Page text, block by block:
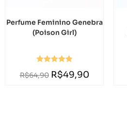
Perfume Feminino Genebra
(Poison Girl)
Avaliação
5.00 de 5
R$64,90 R$49,90